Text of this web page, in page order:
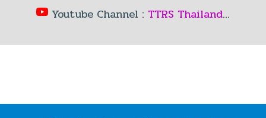
Youtube Channel : TTRS Thailand…